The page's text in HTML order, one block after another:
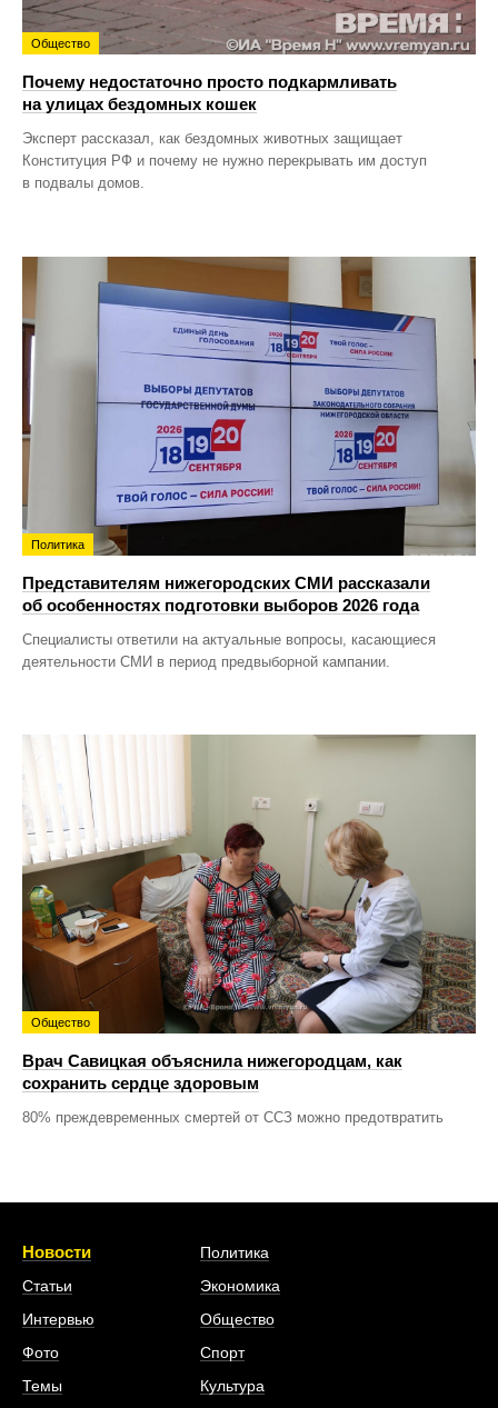
Общество
Почему недостаточно просто подкармливать
на улицах бездомных кошек
Эксперт рассказал, как бездомных животных защищает
Конституция РФ и почему не нужно перекрывать им доступ
в подвалы домов.
Политика
Представителям нижегородских СМИ рассказали
об особенностях подготовки выборов 2026 года
Специалисты ответили на актуальные вопросы, касающиеся
деятельности СМИ в период предвыборной кампании.
Общество
Врач Савицкая объяснила нижегородцам, как
сохранить сердце здоровым
80% преждевременных смертей от ССЗ можно предотвратить
Новости
Статьи
Интервью
Фото
Темы
Политика
Экономика
Общество
Спорт
Культура